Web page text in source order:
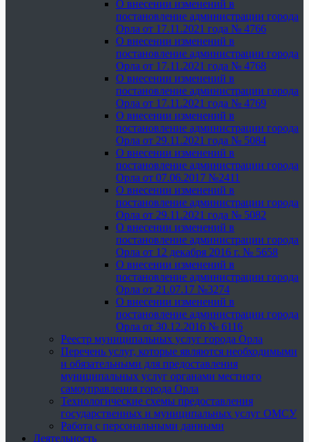
О внесении изменений в
постановление администрации города
Орла от 17.11.2021 года № 4766
О внесении изменений в
постановление администрации города
Орла от 17.11.2021 года № 4768
О внесении изменений в
постановление администрации города
Орла от 17.11.2021 года № 4769
О внесении изменений в
постановление администрации города
Орла от 29.11.2021 года № 5084
О внесении изменений в
постановление администрации города
Орла от 07.06.2017 №2411
О внесении изменений в
постановление администрации города
Орла от 29.11.2021 года № 5082
О внесении изменений в
постановление администрации города
Орла от 12 декабря 2016 г. № 5658
О внесении изменений в
постановление администрации города
Орла от 21.07.17 №3274
О внесении изменений в
постановление администрации города
Орла от 30.12.2016 № 6116
Реестр муниципальных услуг города Орла
Перечень услуг, которые являются необходимыми
и обязательными для предоставления
муниципальных услуг органами местного
самоуправления города Орла
Технологические схемы предоставления
государственных и муниципальных услуг ОМСУ
Работа с персональными данными
Деятельность